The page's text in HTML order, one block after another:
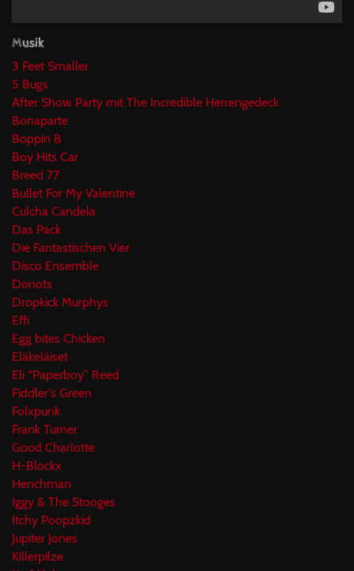
Musik
3 Feet Smaller
5 Bugs
After Show Party mit The Incredible Herrengedeck
Bonaparte
Boppin B
Boy Hits Car
Breed 77
Bullet For My Valentine
Culcha Candela
Das Pack
Die Fantastischen Vier
Disco Ensemble
Donots
Dropkick Murphys
Effi
Egg bites Chicken
Eläkeläiset
Eli “Paperboy” Reed
Fiddler's Green
Folxpunk
Frank Turner
Good Charlotte
H-Blockx
Henchman
Iggy & The Stooges
Itchy Poopzkid
Jupiter Jones
Killerpilze